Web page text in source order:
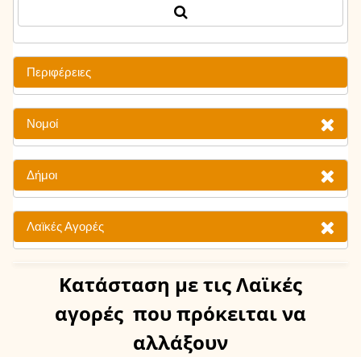
Περιφέρειες
Νομοί
Δήμοι
Λαϊκές Αγορές
Κατάσταση με τις Λαϊκές
αγορές που πρόκειται να
αλλάξουν